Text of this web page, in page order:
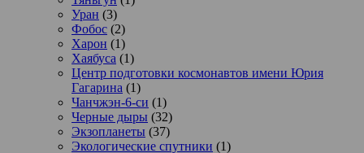
Уран (3)
Фобос (2)
Харон (1)
Хаябуса (1)
Центр подготовки космонавтов имени Юрия
Гагарина (1)
Чанчжэн-6-си (1)
Черные дыры (32)
Экзопланеты (37)
Экологические спутники (1)